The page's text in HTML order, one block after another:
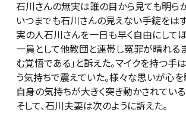
石川さんの無実は誰の目から見ても明ら
いつまでも石川さんの見えない手錠をは
実の人石川さんを一日も早く自由にして
一員として他教団と連帯し冤罪が晴れる
む覚悟である」と訴えた。マイクを持つ手
う気持ちで震えていた。様々な思いが心を
自身の気持ちが大きく突き動かされている
そして、石川夫妻は次のように訴えた。